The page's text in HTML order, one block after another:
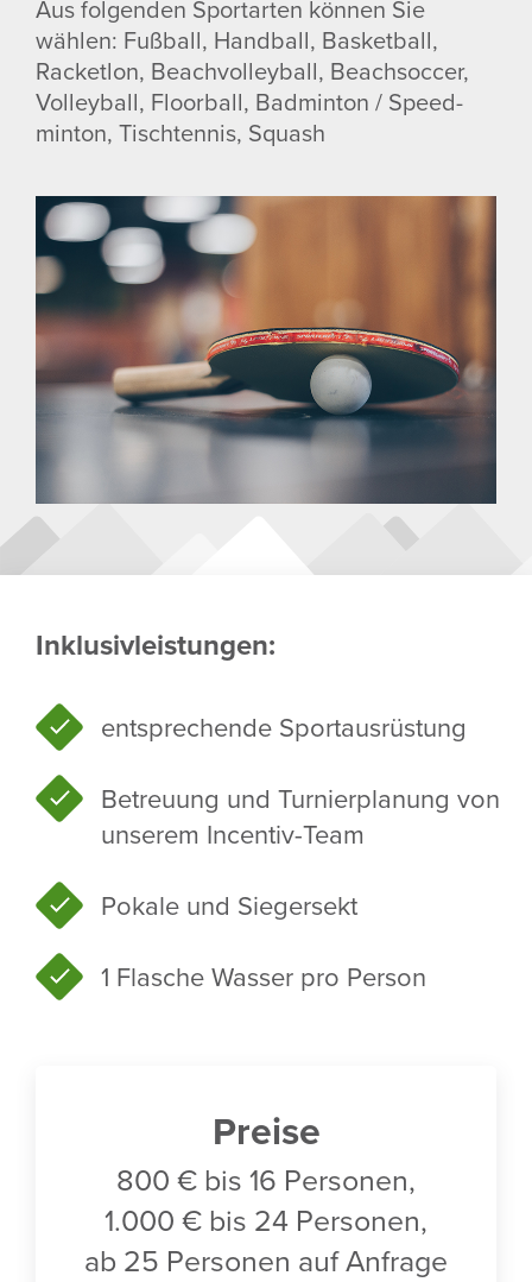
Aus folgenden Sport­arten können Sie
wählen: Fußball, Hand­ball, Basket­ball,
Racketlon, Beach­vol­ley­ball, Beach­soccer,
Volley­ball, Floor­ball, Badminton / Speed­
minton, Tisch­tennis, Squash
Inklu­siv­leis­tungen:
entspre­chende Sport­aus­rüs­tung
Betreuung und Turnier­pla­nung von
unserem Incentiv-Team
Pokale und Sieger­sekt
1 Flasche Wasser pro Person
Preise
800 € bis 16 Personen,
1.000 € bis 24 Personen,
ab 25 Personen auf Anfrage